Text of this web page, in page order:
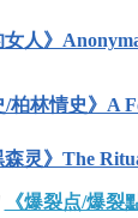
女人》
/柏林情史》A
森灵》The
《爆裂点/爆裂